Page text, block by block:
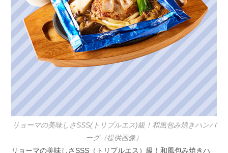
リョーマの美味しさSSS(トリプルエス)級！和風包み焼きハンバ
ーグ（提供画像）
リョーマの美味しさSSS（トリプルエス）級！和風包み焼きハ